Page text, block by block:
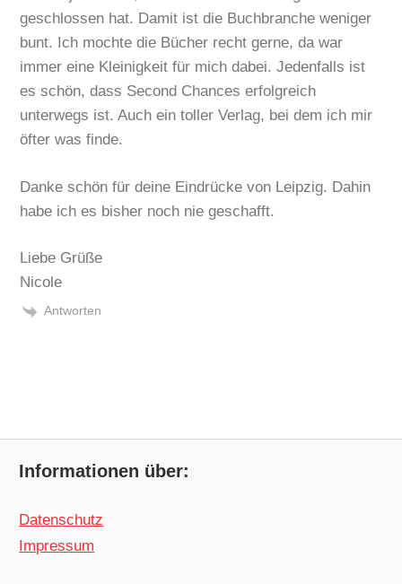
geschlossen hat. Damit ist die Buchbranche weniger
bunt. Ich mochte die Bücher recht gerne, da war
immer eine Kleinigkeit für mich dabei. Jedenfalls ist
es schön, dass Second Chances erfolgreich
unterwegs ist. Auch ein toller Verlag, bei dem ich mir
öfter was finde.
Danke schön für deine Eindrücke von Leipzig. Dahin
habe ich es bisher noch nie geschafft.
Liebe Grüße
Nicole
Antworten
Informationen über:
Datenschutz
Impressum